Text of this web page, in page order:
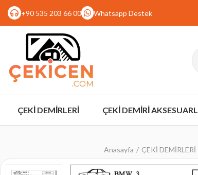
+90 535 203 66 00 Whatsapp Destek
ÇEKİ DEMİRLERİ ÇEKİ DEMİRİ
Anasayfa ÇEKİ DEMİRLERİ